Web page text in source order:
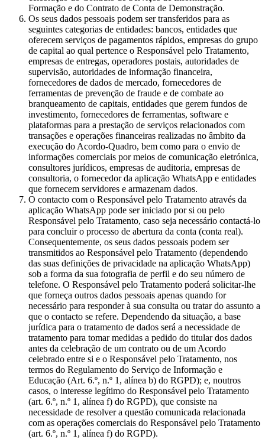
Formação e do Contrato de Conta de Demonstração.
Os seus dados pessoais podem ser transferidos para as
seguintes categorias de entidades: bancos, entidades que
oferecem serviços de pagamentos rápidos, empresas do grupo
de capital ao qual pertence o Responsável pelo Tratamento,
empresas de entregas, operadores postais, autoridades de
supervisão, autoridades de informação financeira,
fornecedores de dados de mercado, fornecedores de
ferramentas de prevenção de fraude e de combate ao
branqueamento de capitais, entidades que gerem fundos de
investimento, fornecedores de ferramentas, software e
plataformas para a prestação de serviços relacionados com
transações e operações financeiras realizadas no âmbito da
execução do Acordo-Quadro, bem como para o envio de
informações comerciais por meios de comunicação eletrónica,
consultores jurídicos, empresas de auditoria, empresas de
consultoria, o fornecedor da aplicação WhatsApp e entidades
que fornecem servidores e armazenam dados.
O contacto com o Responsável pelo Tratamento através da
aplicação WhatsApp pode ser iniciado por si ou pelo
Responsável pelo Tratamento, caso seja necessário contactá-lo
para concluir o processo de abertura da conta (conta real).
Consequentemente, os seus dados pessoais podem ser
transmitidos ao Responsável pelo Tratamento (dependendo
das suas definições de privacidade na aplicação WhatsApp)
sob a forma da sua fotografia de perfil e do seu número de
telefone. O Responsável pelo Tratamento poderá solicitar-lhe
que forneça outros dados pessoais apenas quando for
necessário para responder à sua consulta ou tratar do assunto a
que o contacto se refere. Dependendo da situação, a base
jurídica para o tratamento de dados será a necessidade de
tratamento para tomar medidas a pedido do titular dos dados
antes da celebração de um contrato ou de um Acordo
celebrado entre si e o Responsável pelo Tratamento, nos
termos do Regulamento do Serviço de Informação e
Educação (Art. 6.º, n.º 1, alínea b) do RGPD); e, noutros
casos, o interesse legítimo do Responsável pelo Tratamento
(art. 6.º, n.º 1, alínea f) do RGPD), que consiste na
necessidade de resolver a questão comunicada relacionada
com as operações comerciais do Responsável pelo Tratamento
(art. 6.º, n.º 1, alínea f) do RGPD).